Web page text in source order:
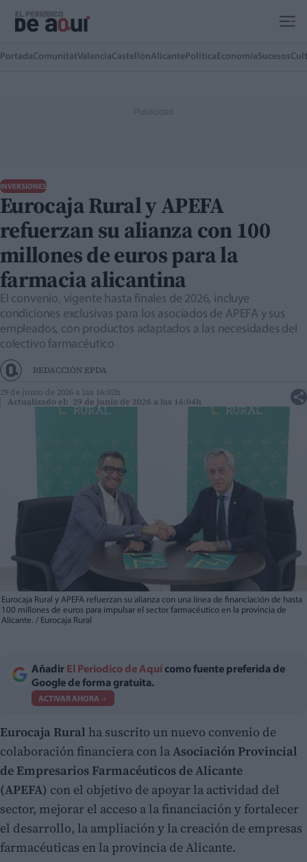
PortadaComunitatValenciaCastellónAlicante Política EconomíaSucesos
INVERSIONES
Eurocaja Rural y APEFA
refuerzan su alianza con 100
millones de euros para la
farmacia alicantina
El convenio, vigente hasta finales de 2026, incluye
condiciones exclusivas para los asociados de APEFA y sus
empleados, con productos adaptados a las necesidades del
colectivo farmacéutico
REDACCIÓN EPDA
29 de junio de 2026 a las 16:02h
Actualizado el: 29 de junio de 2026 a las 16:04h
Eurocaja Rural y APEFA refuerzan su alianza con una línea de financiación de hasta
100 millones de euros para impulsar el sector farmacéutico en la provincia de
Alicante. / Eurocaja Rural
Añadir El Periodico de Aquí como fuente preferida de
Google de forma gratuita.
ACTIVAR AHORA
Eurocaja Rural ha suscrito un nuevo convenio de
colaboración financiera con laAsociación Provincial
de Empresarios Farmacéuticos de Alicante
(APEFA) con el objetivo de apoyar la actividad del
sector, mejorar el acceso a la financiación y fortalecer
el desarrollo, la ampliación y la creación de empresas
farmacéuticas en la provincia de Alicante.